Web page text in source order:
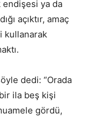
ya da
açıktır, amaç
kullanarak
dedi: “Orada
ila beş kişi
gördü,